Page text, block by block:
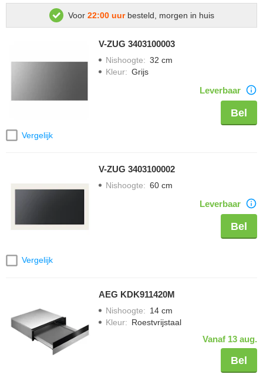
Voor 22:00 uurbesteld, morgen in huis
Vergelijk
V-ZUG 3403100003
Nishoogte: 32 cm
Kleur: Grijs
Leverbaar
Bel
Vergelijk
V-ZUG 3403100002
Nishoogte: 60 cm
Leverbaar
Bel
AEG KDK911420M
Nishoogte: 14 cm
Kleur: Roestvrijstaal
Vanaf 13 aug.
Bel